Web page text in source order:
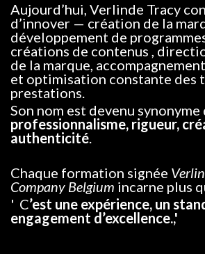
Aujourd’hui, Verlinde Tracy
d’innover — création de la
développement de
créations de contenus ,
de la marque,
et optimisation constante des
prestations.
Son nom est devenu synonyme
professionnalisme, rigueur,
authenticité.
Chaque formation signée
Company Belgium incarne plus
' C’est une expérience, un
engagement d’excellence.,'